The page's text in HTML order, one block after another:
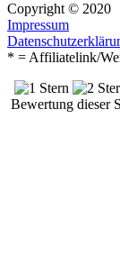
Copyright © 2020
Impressum
* = Affiliatelink/
Bewertung dieser